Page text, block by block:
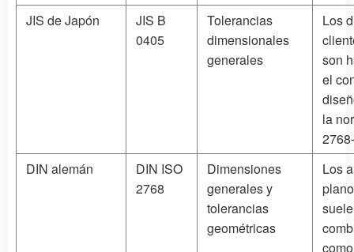
JIS de Japón
JIS B
0405
Tolerancias
dimensionales
generales
Los
son
el
la
DIN alemán
DIN ISO
2768
Dimensiones
generales y
tolerancias
geométricas
Los